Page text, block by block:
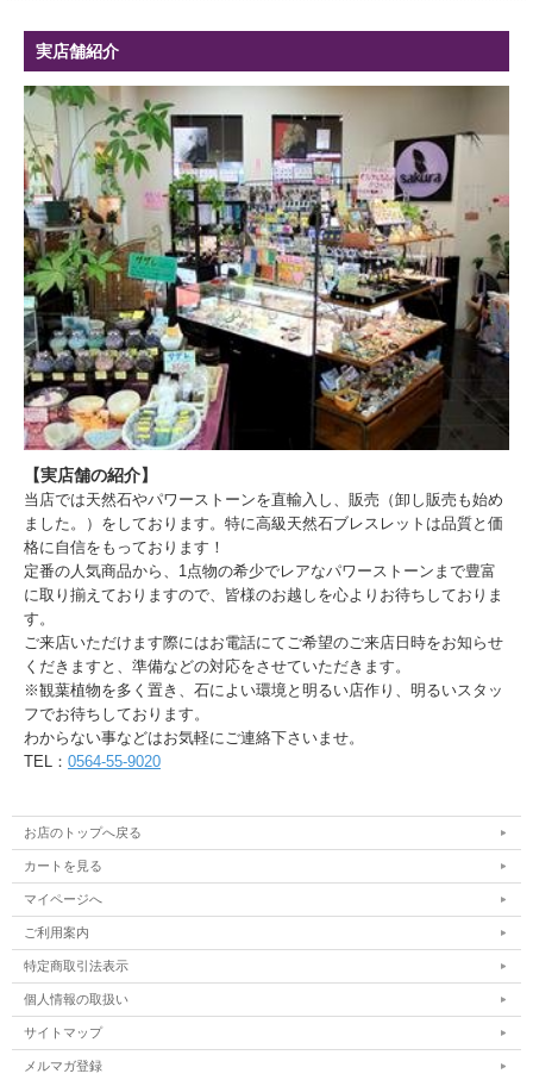
実店舗紹介
【実店舗の紹介】
当店では天然石やパワーストーンを直輸入し、販売（卸し販売も始め
ました。）をしております。特に高級天然石ブレスレットは品質と価
格に自信をもっております！
定番の人気商品から、1点物の希少でレアなパワーストーンまで豊富
に取り揃えておりますので、皆様のお越しを心よりお待ちしておりま
す。
ご来店いただけます際にはお電話にてご希望のご来店日時をお知らせ
くだきますと、準備などの対応をさせていただきます。
※観葉植物を多く置き、石によい環境と明るい店作り、明るいスタッ
フでお待ちしております。
わからない事などはお気軽にご連絡下さいませ。
TEL： 0564-55-9020
お店のトップへ戻る
カートを見る
マイページへ
ご利用案内
特定商取引法表示
個人情報の取扱い
サイトマップ
メルマガ登録